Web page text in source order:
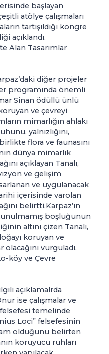
başlayan
atölye çalışmaları
tartışıldığı kongre
açıklandı.
Alan Tasarımlar
diğer projeler
programında önemli
Sinan ödüllü ünlü
ve çevreyi
mimarlığın ahlakı
yalnızlığını,
flora ve faunasını
dünya mimarlık
açıklayan Tanalı,
ve gelişim
ve uygulanacak
içerisinde varolan
belirtti.Karpaz’ın
boşluğunun
altını çizen Tanalı,
koruyan ve
vurguladı.
köy ve Çevre
açıklamalrda
ise çalışmalar ve
felsefesi temelinde
Loci” felsefesinin
olduğunu belirten
koruyucu ruhları